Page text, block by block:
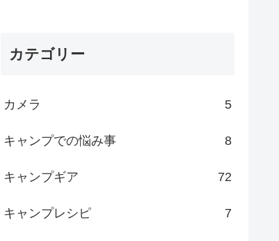
カテゴリー
カメラ 5
キャンプでの悩み事 8
キャンプギア 72
キャンプレシピ 7